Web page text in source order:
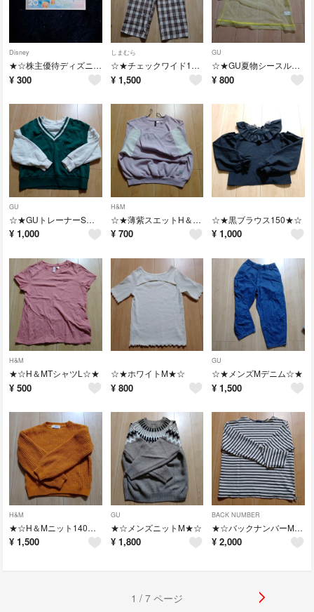
Disney
★☆株主優待ディズニー使用済☆★
¥ 300
しまむら
☆★チェックワイド150☆★
¥ 1,500
GU
☆★GU夏物シースルーM★☆
¥ 800
GU
☆★GUトレーナーS★☆
¥ 1,000
H&M
☆★薄紫スエットH＆M★☆
¥ 700
☆★黒ブラウス150★☆
¥ 1,000
H&M
★☆H＆MTシャツL☆★
¥ 500
☆★ホワイトM★☆
¥ 800
GU
☆★メンズMデニム☆★
¥ 1,500
H&M
★☆H＆Mニット140★☆
¥ 1,500
GU
★☆メンズニットM★☆
¥ 1,800
BACK NUMBER
★☆バックナンバーM★☆
¥ 2,000
1 / 7 ページ